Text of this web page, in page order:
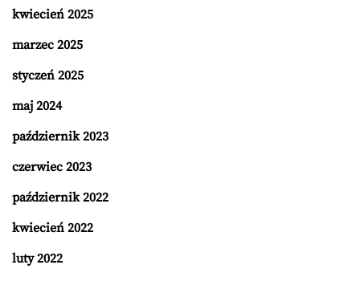
kwiecień 2025
marzec 2025
styczeń 2025
maj 2024
październik 2023
czerwiec 2023
październik 2022
kwiecień 2022
luty 2022